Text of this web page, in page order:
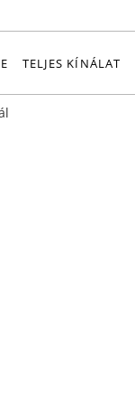
TELJES KÍNÁLAT